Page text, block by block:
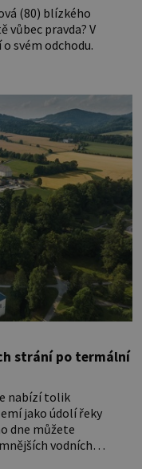
(80) blízkého
vůbec pravda? V
svém odchodu.
strání po termální
nabízí tolik
jako údolí řeky
dne můžete
vodních